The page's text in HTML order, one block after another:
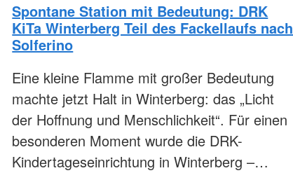
Spontane Station mit Bedeutung: DRK
KiTa Winterberg Teil des Fackellaufs nach
Solferino
Eine kleine Flamme mit großer Bedeutung
machte jetzt Halt in Winterberg: das „Licht
der Hoffnung und Menschlichkeit“. Für einen
besonderen Moment wurde die DRK-
Kindertageseinrichtung in Winterberg –…